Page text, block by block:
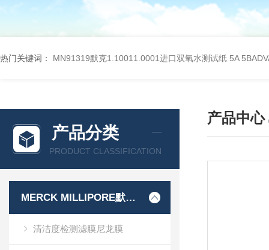
热门关键词： MN91319默克1.10011.0001进口双氧水测试纸 5A
产品分类
PRODUCT CLASSIFICATION
MERCK MILLIPORE默克密理博产品
清洁度检测滤膜尼龙膜
产品中心